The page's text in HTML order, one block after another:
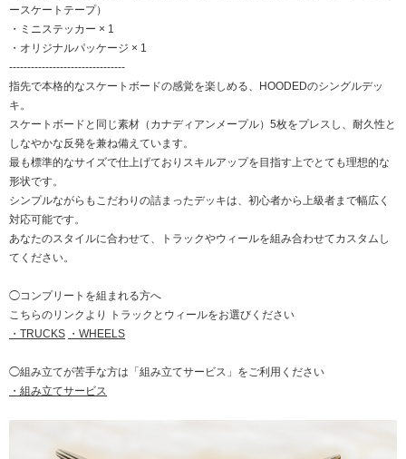
ースケートテープ）
・ミニステッカー × 1
・オリジナルパッケージ × 1
--------------------------------
指先で本格的なスケートボードの感覚を楽しめる、HOODEDのシングルデッ
キ。
スケートボードと同じ素材（カナディアンメープル）5枚をプレスし、耐久性と
しなやかな反発を兼ね備えています。
最も標準的なサイズで仕上げておりスキルアップを目指す上でとても理想的な
形状です。
シンプルながらもこだわりの詰まったデッキは、初心者から上級者まで幅広く
対応可能です。
あなたのスタイルに合わせて、トラックやウィールを組み合わせてカスタムし
てください。
◯コンプリートを組まれる方へ
こちらのリンクより トラックとウィールをお選びください
・TRUCKS ・WHEELS
◯組み立てが苦手な方は「組み立てサービス」をご利用ください
・組み立てサービス